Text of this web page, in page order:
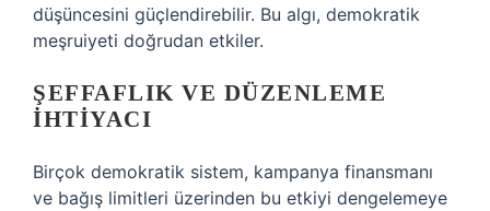
düşüncesini güçlendirebilir. Bu algı, demokratik
meşruiyeti doğrudan etkiler.
ŞEFFAFLIK VE DÜZENLEME
IHTIYACI
Birçok demokratik sistem, kampanya finansmanı
ve bağış limitleri üzerinden bu etkiyi dengelemeye